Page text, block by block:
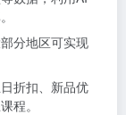
分地区可实现
折扣、新品优
程。